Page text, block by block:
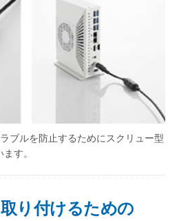
ブルを防止するためにスクリュー型
す。
り付けるための